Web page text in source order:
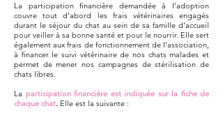
La participation financière demandée à l'adoption
couvre tout d'abord les frais vétérinaires engagés
durant le séjour du chat au sein de sa famille d'accueil
pour veiller à sa bonne santé et pour le nourrir. Elle sert
également aux frais de fonctionnement de l'association,
à financer le suivi vétérinaire de nos chats malades et
permet de mener nos campagnes de stérilisation de
chats libres.
La participation financière est indiquée sur la fiche de
chaque chat. Elle est la suivante :